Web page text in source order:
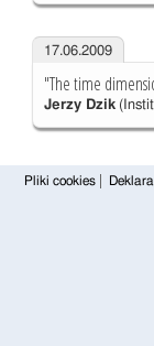
17.06.2009
"The time
Jerzy Dzik
Pliki cookies